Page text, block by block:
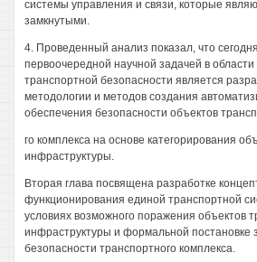
системы управления и связи, которые
замкнутыми.
4. Проведенный анализ показал, что
первоочередной научной задачей в
транспортной безопасности является
методологии и методов создания
обеспечения безопасности объектов
го комплекса на основе категорирования
инфраструктуры.
Вторая глава посвящена разработке
функционирования единой транспортной
условиях возможного поражения объектов
инфраструктуры и формальной постановке
безопасности транспортного комплекса.